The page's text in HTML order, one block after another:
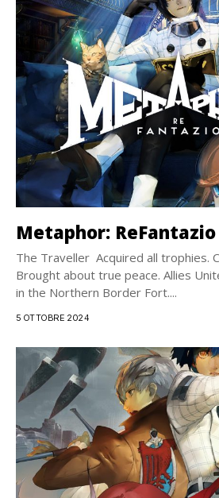
Metaphor:
The Traveller Acquired all trophies.
Brought about true peace. Allies
in the Northern Border Fort....
5 OTTOBRE 2024